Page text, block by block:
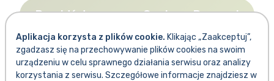
Przejdź do naszego Centrum Pomocy!
Zachęcamy do lekturykomunikatów Zespołu drEryk
Aplikacja korzysta z plików cookie. Klikając „Zaakceptuj”,
zgadzasz się na przechowywanie plików cookies na swoim
urządzeniu w celu sprawnego działania serwisu oraz analizy
korzystania z serwisu. Szczegółowe informacje znajdziesz w